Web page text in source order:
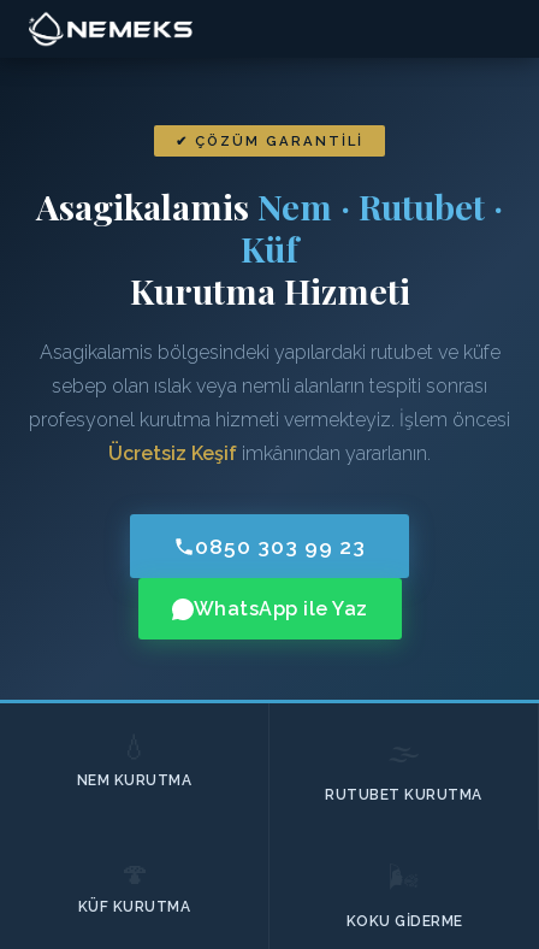
✔ ÇÖZÜM GARANTILI
Asagikalamis Nem · Rutubet ·
Küf
Kurutma Hizmeti
Asagikalamis bölgesindeki yapılardaki rutubet ve küfe
sebep olan ıslak veya nemli alanların tespiti sonrası
profesyonel kurutma hizmeti vermekteyiz. İşlem öncesi
Ücretsiz Keşif imkânından yararlanın.
0850 303 99 23
WhatsApp ile Yaz
NEM KURUTMA
RUTUBET KURUTMA
KÜF KURUTMA
KOKU GIDERME